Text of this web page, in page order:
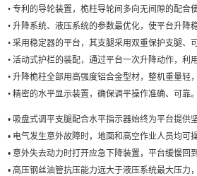
• 专利的导轮装置，桅柱导轮间多向无间隙的配合
• 升降系统、液压系统的参数最优化，使平台升降
• 采用稳定器的平台，其支腿采用双重保护支腿、
• 活动式护栏的装配，通过平台一次升降动作，利
• 升降桅柱全部用高强度铝合金型材，整机重量轻
• 精密的水平显示装置，确保调平操作准确、可靠。
• 吸盘式调平支腿配合水平指示器始终为平台提供
• 电气发生意外故障时，地面和高空作业人员均可
• 意外失去动力时打开应急下降装置，平台缓慢回
• 高压钢丝油管抗压能力远大于液压系统最大压力